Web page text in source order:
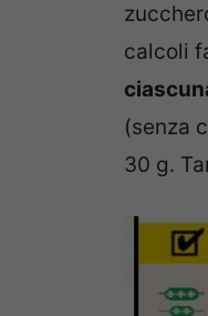
calcoli
(senza
30 g.